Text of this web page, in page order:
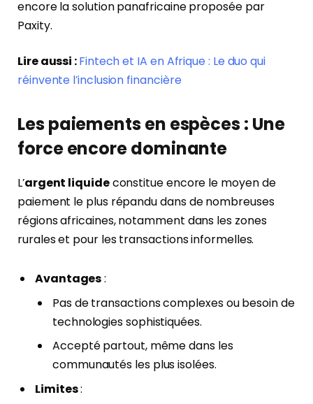
encore la solution panafricaine proposée par
Paxity.
Lire aussi :Fintech et IA en Afrique : Le duo qui
réinvente l’inclusion financière
Les paiements en espèces : Une
force encore dominante
L’argent liquideconstitue encore le moyen de
paiement le plus répandu dans de nombreuses
régions africaines, notamment dans les zones
rurales et pour les transactions informelles.
Avantages:
Pas de transactions complexes ou besoin de
technologies sophistiquées.
Accepté partout, même dans les
communautés les plus isolées.
Limites: